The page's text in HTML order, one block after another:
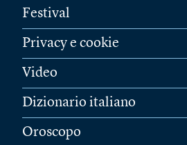
Festival
Privacy e cookie
Video
Dizionario italiano
Oroscopo